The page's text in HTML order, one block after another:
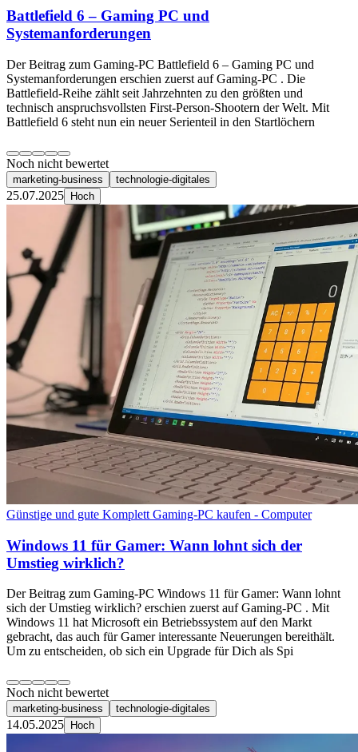
Battlefield 6 – Gaming PC und
Systemanforderungen
Der Beitrag zum Gaming-PC Battlefield 6 – Gaming PC und
Systemanforderungen erschien zuerst auf Gaming-PC . Die
Battlefield-Reihe zählt seit Jahrzehnten zu den größten und
technisch anspruchsvollsten First-Person-Shootern der Welt. Mit
Battlefield 6 steht nun ein neuer Serienteil in den Startlöchern
Noch nicht bewertet
marketing-business technologie-digitales
25.07.2025 Hoch
Günstige und gute Komplett Gaming-PC kaufen - Computer
Windows 11 für Gamer: Wann lohnt sich der
Umstieg wirklich?
Der Beitrag zum Gaming-PC Windows 11 für Gamer: Wann lohnt
sich der Umstieg wirklich? erschien zuerst auf Gaming-PC . Mit
Windows 11 hat Microsoft ein Betriebssystem auf den Markt
gebracht, das auch für Gamer interessante Neuerungen bereithält.
Um zu entscheiden, ob sich ein Upgrade für Dich als Spi
Noch nicht bewertet
marketing-business technologie-digitales
14.05.2025 Hoch